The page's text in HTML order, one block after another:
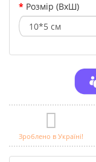
Розмір (ВхШ)
Зроблено в Україні!